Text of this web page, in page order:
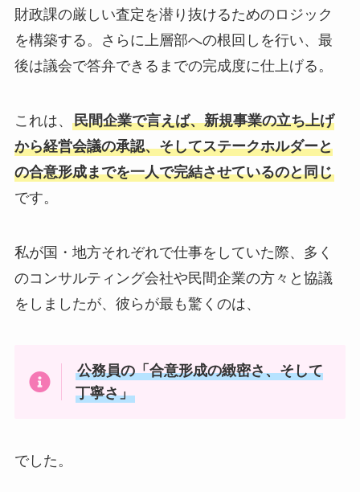
財政課の厳しい査定を潜り抜けるためのロジック
を構築する。さらに上層部への根回しを行い、最
後は議会で答弁できるまでの完成度に仕上げる。
これは、 民間企業で言えば、新規事業の立ち上げ
から経営会議の承認、そしてステークホルダーと
の合意形成までを一人で完結させているのと同じ
です。
私が国・地方それぞれで仕事をしていた際、多く
のコンサルティング会社や民間企業の方々と協議
をしましたが、彼らが最も驚くのは、
公務員の「合意形成の緻密さ、そして
丁寧さ」
でした。